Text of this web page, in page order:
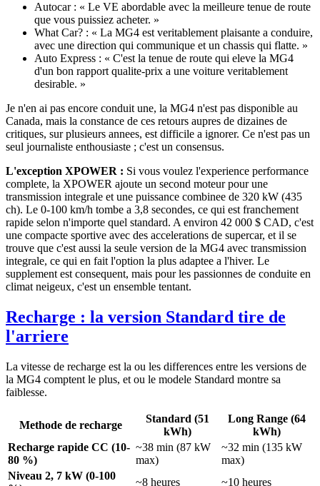
Autocar : « Le VE abordable avec la meilleure tenue de route
que vous puissiez acheter. »
What Car? : « La MG4 est veritablement plaisante a conduire,
avec une direction qui communique et un chassis qui flatte. »
Auto Express : « C'est la tenue de route qui eleve la MG4
d'un bon rapport qualite-prix a une voiture veritablement
desirable. »
Je n'en ai pas encore conduit une, la MG4 n'est pas disponible au
Canada, mais la constance de ces retours aupres de dizaines de
critiques, sur plusieurs annees, est difficile a ignorer. Ce n'est pas un
seul journaliste enthousiaste ; c'est un consensus.
L'exception XPOWER : Si vous voulez l'experience performance
complete, la XPOWER ajoute un second moteur pour une
transmission integrale et une puissance combinee de 320 kW (435
ch). Le 0-100 km/h tombe a 3,8 secondes, ce qui est franchement
rapide selon n'importe quel standard. A environ 42 000 $ CAD, c'est
une compacte sportive avec des accelerations de supercar, et il se
trouve que c'est aussi la seule version de la MG4 avec transmission
integrale, ce qui en fait l'option la plus adaptee a l'hiver. Le
supplement est consequent, mais pour les passionnes de conduite en
climat neigeux, c'est un ensemble tentant.
Recharge : la version Standard tire de
l'arriere
La vitesse de recharge est la ou les differences entre les versions de
la MG4 comptent le plus, et ou le modele Standard montre sa
faiblesse.
Methode de recharge
Standard (51
kWh)
Long Range (64
kWh)
Recharge rapide CC (10-
80 %)
~38 min (87 kW
max)
~32 min (135 kW
max)
Niveau 2, 7 kW (0-100
~8 heures
~10 heures